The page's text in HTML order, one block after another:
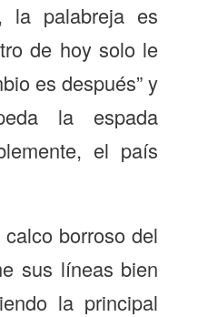
la palabreja es
de hoy solo le
es después” y
la espada
el país
borroso del
sus líneas bien
la principal